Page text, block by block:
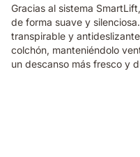
Gracias al sistema
de forma suave y
transpirable y
colchón, manteniéndolo
un descanso más fresco y